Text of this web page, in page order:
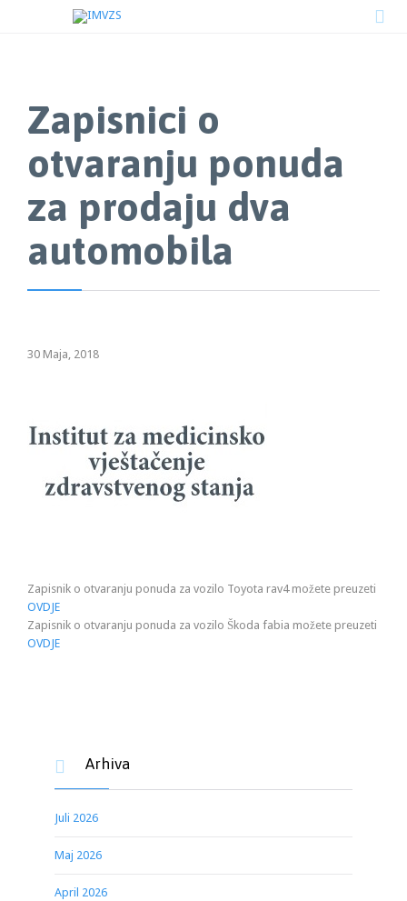

Zapisnici o
otvaranju ponuda
za prodaju dva
automobila
30 Maja, 2018
Zapisnik o otvaranju ponuda za vozilo Toyota rav4 možete preuzeti
OVDJE
Zapisnik o otvaranju ponuda za vozilo Škoda fabia možete preuzeti
OVDJE
 Arhiva
Juli 2026
Maj 2026
April 2026